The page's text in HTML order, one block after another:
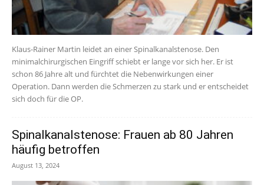
Klaus-Rainer Martin leidet an einer Spinalkanalstenose. Den
minimalchirurgischen Eingriff schiebt er lange vor sich her. Er ist
schon 86 Jahre alt und fürchtet die Nebenwirkungen einer
Operation. Dann werden die Schmerzen zu stark und er entscheidet
sich doch für die OP.
Spinalkanalstenose: Frauen ab 80 Jahren
häufig betroffen
August 13, 2024